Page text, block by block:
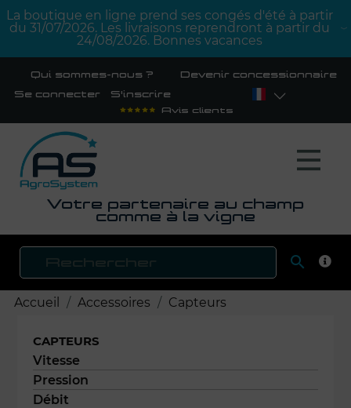
La boutique en ligne prend ses congés d'été à partir
du 31/07/2026. Les livraisons reprendront à partir du
24/08/2026. Bonnes vacances
Qui sommes-nous ? Devenir concessionnaire
Se connecter
S'inscrire
Avis clients
Votre partenaire au champ
comme à la vigne

Accueil Accessoires Capteurs
CAPTEURS
Vitesse
Pression
Débit